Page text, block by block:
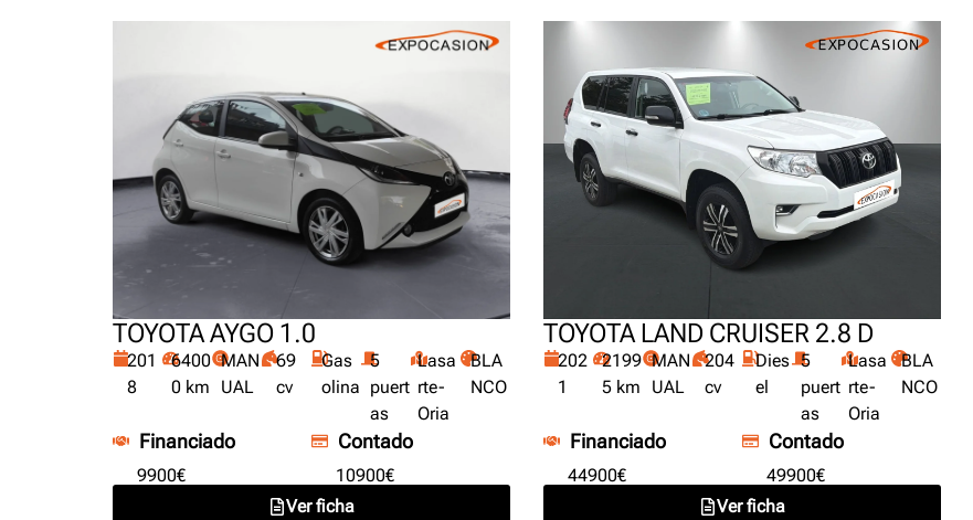
TOYOTA AYGO 1.0
201
8
6400
0 km
MAN
UAL
69
cv
Gas
olina
5
puert
as
Lasa
rte-
Oria
BLA
NCO
Financiado
9900€
Contado
10900€
Ver ficha
TOYOTA LAND CRUISER 2.8 D
202
1
2199
5 km
MAN
UAL
204
cv
Dies
el
5
puert
as
Lasa
rte-
Oria
BLA
NCO
Financiado
44900€
Contado
49900€
Ver ficha